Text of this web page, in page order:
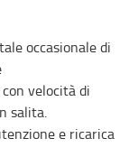
occasionale di
velocità di
salita.
e ricarica